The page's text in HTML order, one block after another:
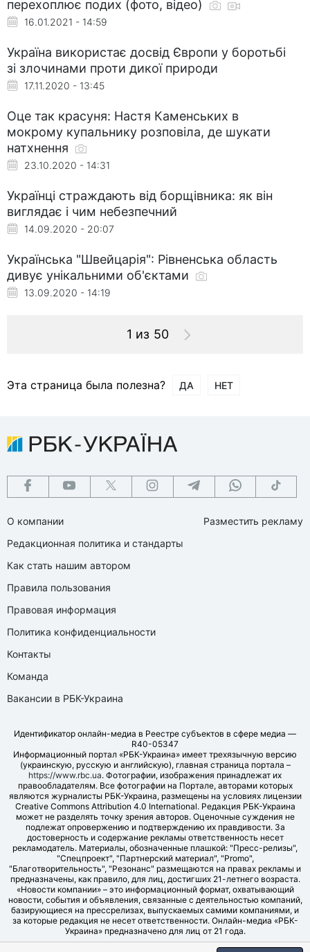
перехоплює подих (фото, відео)
16.01.2021 - 14:59
Україна використає досвід Європи у боротьбі
зі злочинами проти дикої природи
17.11.2020 - 13:45
Оце так красуня: Настя Каменських в
мокрому купальнику розповіла, де шукати
натхнення
23.10.2020 - 14:31
Українці страждають від борщівника: як він
виглядає і чим небезпечний
14.09.2020 - 20:07
Українська "Швейцарія": Рівненська область
дивує унікальними об'єктами
13.09.2020 - 14:19
1 из 50
Эта страница была полезна? ДА НЕТ
О компании
Редакционная политика и стандарты
Как стать нашим автором
Правила пользования
Правовая информация
Политика конфиденциальности
Контакты
Команда
Вакансии в РБК-Украина
Разместить рекламу
Идентификатор онлайн-медиа в Реестре субъектов в сфере медиа —
R40-05347
Информационный портал «РБК-Украина» имеет трехязычную версию
(украинскую, русскую и английскую), главная страница портала –
https://www.rbc.ua. Фотографии, изображения принадлежат их
правообладателям. Все фотографии на Портале, авторами которых
являются журналисты РБК-Украина, размещены на условиях лицензии
Creative Commons Attribution 4.0 International. Редакция РБК-Украина
может не разделять точку зрения авторов. Оценочные суждения не
подлежат опровержению и подтверждению их правдивости. За
достоверность и содержание рекламы ответственность несет
рекламодатель. Материалы, обозначенные плашкой: "Пресс-релизы",
"Спецпроект", "Партнерский материал", "Promo",
"Благотворительность", "Резонанс" размещаются на правах рекламы и
предназначены, как правило, для лиц, достигших 21-летнего возраста.
«Новости компании» – это информационный формат, охватывающий
новости, события и объявления, связанные с деятельностью компаний,
базирующиеся на прессрелизах, выпускаемых самими компаниями, и
за которые редакция не несет ответственности. Онлайн-медиа «РБК-
Украина» предназначено для лиц от 21 года.